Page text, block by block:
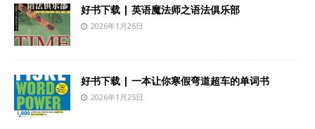
好书下载 | 英语魔法师之语法俱乐部
2026年1月26日
好书下载 | 一本让你寒假弯道超车的单词书
2026年1月25日